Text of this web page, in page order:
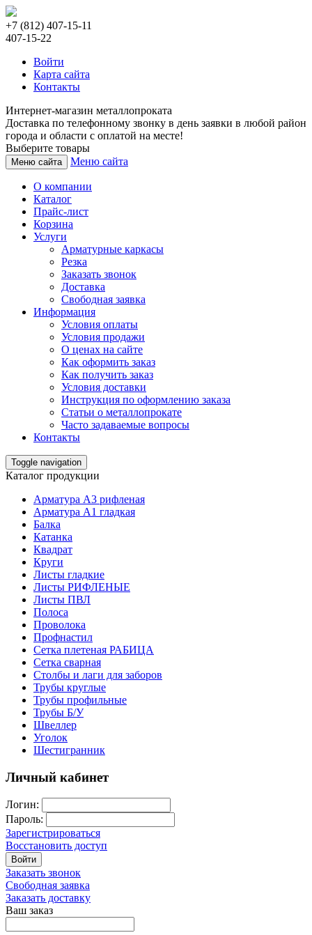
+7 (812) 407-15-11
407-15-22
Войти
Карта сайта
Контакты
Интернет-магазин металлопроката
Доставка по телефонному звонку в день заявки в любой район
города и области с оплатой на месте!
Выберите товары
Меню сайта Меню сайта
О компании
Каталог
Прайс-лист
Корзина
Услуги
Арматурные каркасы
Резка
Заказать звонок
Доставка
Свободная заявка
Информация
Условия оплаты
Условия продажи
О ценах на сайте
Как оформить заказ
Как получить заказ
Условия доставки
Инструкция по оформлению заказа
Статьи о металлопрокате
Часто задаваемые вопросы
Контакты
Toggle navigation
Каталог продукции
Арматура А3 рифленая
Арматура А1 гладкая
Балка
Катанка
Квадрат
Круги
Листы гладкие
Листы РИФЛЕНЫЕ
Листы ПВЛ
Полоса
Проволока
Профнастил
Сетка плетеная РАБИЦА
Сетка сварная
Столбы и лаги для заборов
Трубы круглые
Трубы профильные
Трубы Б/У
Швеллер
Уголок
Шестигранник
Личный кабинет
Логин:
Пароль:
Зарегистрироваться
Восстановить доступ
Войти
Заказать звонок
Свободная заявка
Заказать доставку
Ваш заказ